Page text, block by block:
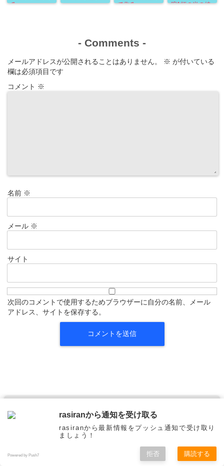
る
て作る
碗1杯の米の値
- Comments -
メールアドレスが公開されることはありません。 ※ が付いている
欄は必須項目です
コメント ※
名前 ※
メール ※
サイト
次回のコメントで使用するためブラウザーに自分の名前、メール
アドレス、サイトを保存する。
rasiranから通知を受け取る
rasiranから最新情報をプッシュ通知で受け取り
ましょう！
Powered by Push7 拒否 購読する